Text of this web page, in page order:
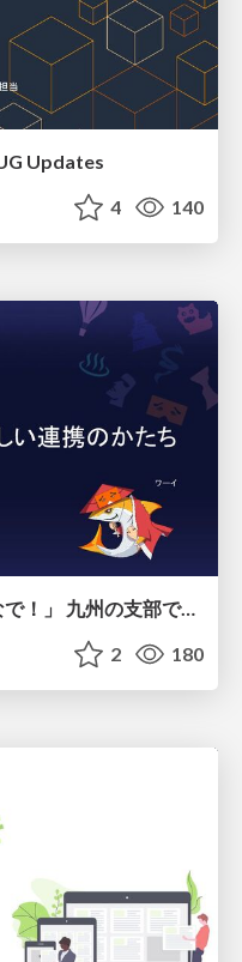
Updates
4 140
251011「ひとりより、みんなで！」 九州の支部で始めた、新しい連携のかたち
2 180